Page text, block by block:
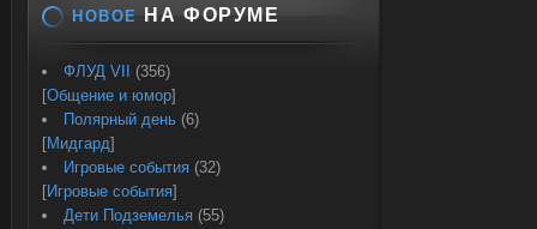
НОВОЕ НА ФОРУМЕ
ФЛУД VII
(356)
[Общение и юмор]
Полярный день (6)
[Мидгард]
Игровые события (32)
[Игровые события]
Дети Подземелья (55)